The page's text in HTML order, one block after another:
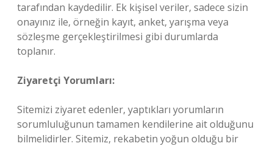
tarafından kaydedilir. Ek kişisel veriler, sadece sizin
onayınız ile, örneğin kayıt, anket, yarışma veya
sözleşme gerçekleştirilmesi gibi durumlarda
toplanır.
Ziyaretçi Yorumları:
Sitemizi ziyaret edenler, yaptıkları yorumların
sorumluluğunun tamamen kendilerine ait olduğunu
bilmelidirler. Sitemiz, rekabetin yoğun olduğu bir